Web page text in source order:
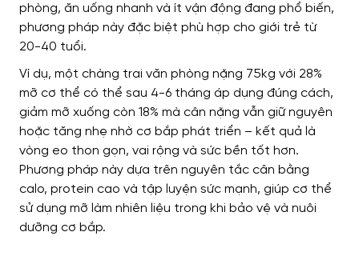
phòng, ăn uống nhanh và ít vận động đang phổ biến,
phương pháp này đặc biệt phù hợp cho giới trẻ từ
20-40 tuổi.
Ví dụ, một chàng trai văn phòng nặng 75kg với 28%
mỡ cơ thể có thể sau 4-6 tháng áp dụng đúng cách,
giảm mỡ xuống còn 18% mà cân nặng vẫn giữ nguyên
hoặc tăng nhẹ nhờ cơ bắp phát triển – kết quả là
vòng eo thon gọn, vai rộng và sức bền tốt hơn.
Phương pháp này dựa trên nguyên tắc cân bằng
calo, protein cao và tập luyện sức mạnh, giúp cơ thể
sử dụng mỡ làm nhiên liệu trong khi bảo vệ và nuôi
dưỡng cơ bắp.